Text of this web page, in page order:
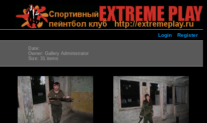
Login Register
Date:
Owner: Gallery Administrator
Size: 31 items